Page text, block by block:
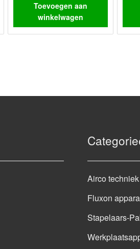
Toevoegen aan
winkelwagen
Airco techniek
Fluxon
Stapelaars-